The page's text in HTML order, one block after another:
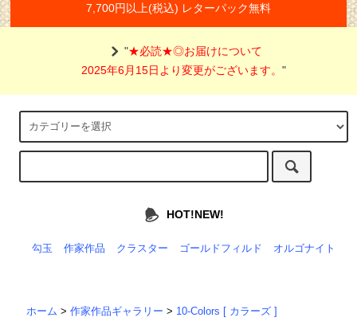
7,700円以上(税込) レターパック無料
"★必読★◎お届けについて
2025年6月15日より変更がございます。"
HOT!NEW!
勾玉 作家作品 クラスター ゴールドフィルド オルゴナイト
ホーム >作家作品ギャラリー > 10-Colors [ カラーズ ]